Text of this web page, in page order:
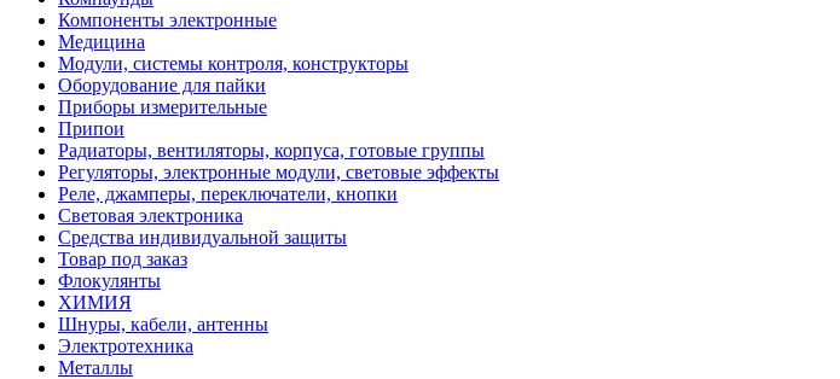
Компоненты электронные
Медицина
Модули, системы контроля, конструкторы
Оборудование для пайки
Приборы измерительные
Припои
Радиаторы, вентиляторы, корпуса, готовые группы
Регуляторы, электронные модули, световые эффекты
Реле, джамперы, переключатели, кнопки
Световая электроника
Средства индивидуальной защиты
Товар под заказ
Флокулянты
ХИМИЯ
Шнуры, кабели, антенны
Электротехника
Металлы